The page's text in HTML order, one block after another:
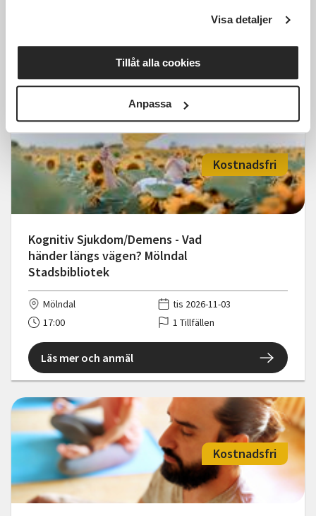
Visa detaljer
Tillåt alla cookies
Anpassa
tis 2026-09-29
Läs mer och anmäl
Kognitiv Sjukdom/Demens - Vad
händer längs vägen? Mölndal
Stadsbibliotek
Kostnadsfri
Mölndal
tis 2026-11-03
17:00
1 Tillfällen
Läs mer och anmäl
Kostnadsfri